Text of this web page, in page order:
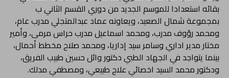
بقائه استعدادا للموسم الجديد من دوري القسم الثاني ب
بمجموعة شمال الصعيد، ويعاونه عماد عبدالمتجلي مدرب عام،
ومحمد رؤوف مدرب، ومحمد اسماعيل مدرب حراس مرمى، وأمير
مختار مدير اداري وسامر سيد إداريا، ومحمد صلاح مخطط أحمال،
بينما يتواجد في الجهاد الطبي دكتور وائل حسين طبيب الفريق،
ودكتور محمد السيد اخصائي علاج طبيعي، ومصطفي مدلك.